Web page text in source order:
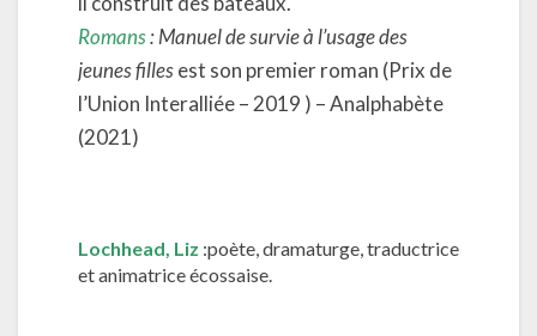
Romans: Manuel de survie à l’usage des
jeunes fillesest son premier roman (Prix de
l’Union Interalliée – 2019 ) – Analphabète
(2021)
Lochhead, Liz :poète, dramaturge, traductrice
et animatrice écossaise.